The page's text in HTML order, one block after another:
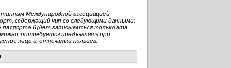
Международной ассоциацией
содержащий чип со следующими данными:
будет записываться только эта
потребуется предъявлять при
лица и отпечатки пальцев.